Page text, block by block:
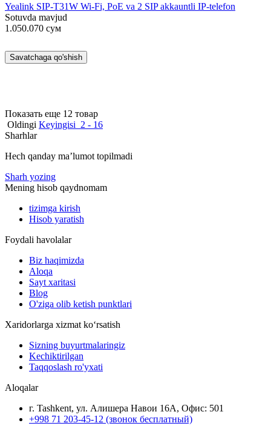
Yealink SIP-T31W Wi-Fi, PoE va 2 SIP akkauntli IP-telefon
Sotuvda mavjud
1.050.070 сум
Savatchaga qo'shish
Показать еще 12 товар
Oldingi Keyingisi 2 - 16
Sharhlar
Hech qanday maʼlumot topilmadi
Sharh yozing
Mening hisob qaydnomam
tizimga kirish
Hisob yaratish
Foydali havolalar
Biz haqimizda
Aloqa
Sayt xaritasi
Blog
O'ziga olib ketish punktlari
Xaridorlarga xizmat ko‘rsatish
Sizning buyurtmalaringiz
Kechiktirilgan
Taqqoslash ro'yxati
Aloqalar
г. Tashkent, ул. Алишера Навои 16А, Офис: 501
+998 71 203-45-12 (звонок бесплатный)